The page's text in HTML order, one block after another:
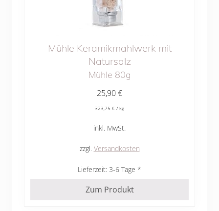
Mühle Keramikmahlwerk mit
Natursalz
Mühle 80g
25,90€
323,75 € /kg
inkl. MwSt.
zzgl. Versandkosten
Lieferzeit: 3-6 Tage
Zum Produkt